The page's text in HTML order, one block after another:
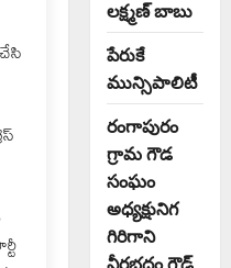
లక్ష్మణ్ బాబు
పేరుకే
మున్సిపాలిటీ
రంగాపురం
గ్రామ గౌడ
సంఘం
అధ్యక్షునిగ
గిరిగాని
వీరభద్రం గౌడ్